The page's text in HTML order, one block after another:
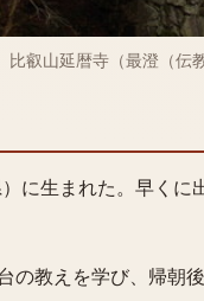
比叡山延暦寺（最澄（伝
に生まれた。早く
の教えを学び、帰朝